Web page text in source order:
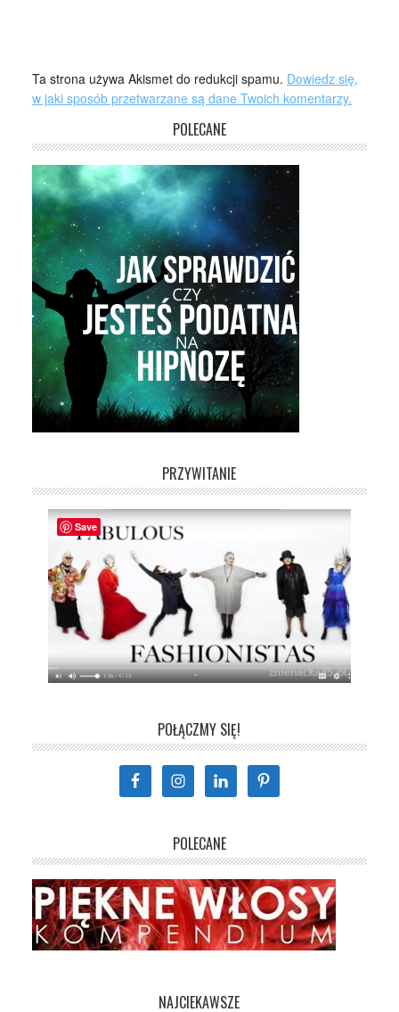
Ta strona używa Akismet do redukcji spamu. Dowiedz się,
w jaki sposób przetwarzane są dane Twoich komentarzy.
POLECANE
PRZYWITANIE
POŁĄCZMY SIĘ!
POLECANE
NAJCIEKAWSZE
Save